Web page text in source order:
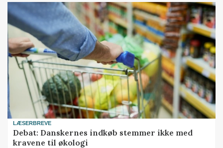
LÆSERBREVE
Debat: Danskernes indkøb stemmer ikke med
kravene til økologi